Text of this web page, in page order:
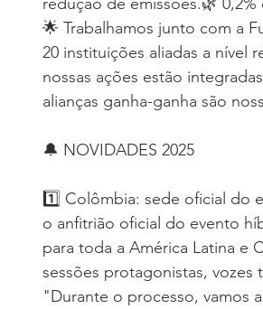
🌟 Trabalhamos junto com a
20 instituições aliadas a nível
nossas ações estão
alianças ganha-ganha são
🔔 NOVIDADES 2025
1️⃣ Colômbia: sede oficial do
o anfitrião oficial do evento
para toda a América Latina e
sessões protagonistas, vozes
"Durante o processo, vamos